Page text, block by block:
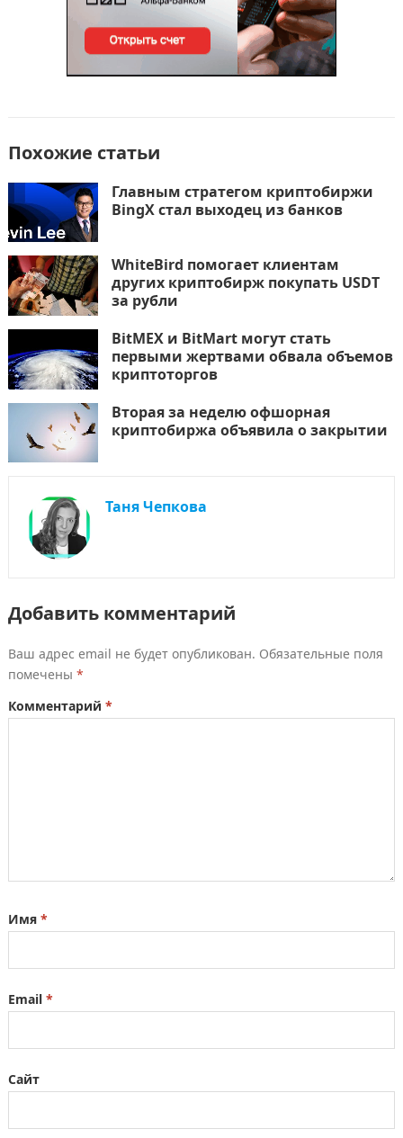
Похожие статьи
Главным стратегом криптобиржи
BingX стал выходец из банков
WhiteBird помогает клиентам
других криптобирж покупать USDT
за рубли
BitMEX и BitMart могут стать
первыми жертвами обвала объемов
криптоторгов
Вторая за неделю офшорная
криптобиржа объявила о закрытии
Таня Чепкова
Добавить комментарий
Ваш адрес email не будет опубликован. Обязательные поля
помечены *
Комментарий *
Имя *
Email *
Сайт